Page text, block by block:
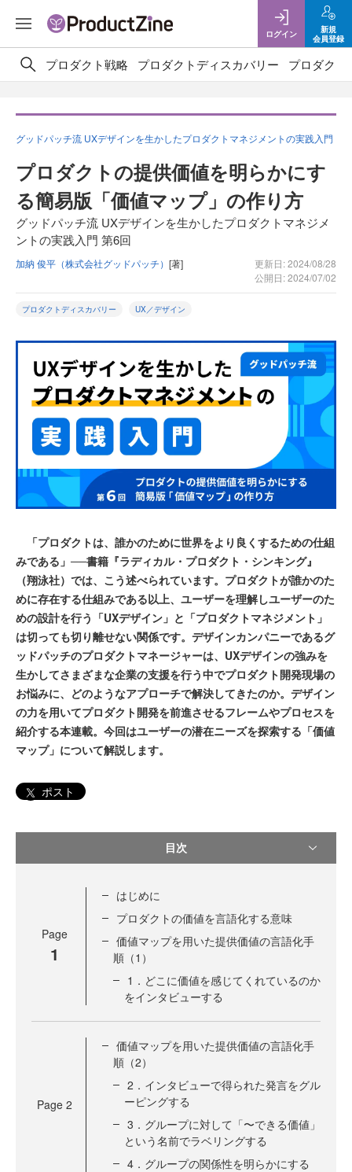
ログイン
新規
会員登録
プロダクト戦略 プロダクトディスカバリー プロダクト
グッドパッチ流 UXデザインを生かしたプロダクトマネジメントの実践入門
プロダクトの提供価値を明らかにす
る簡易版「価値マップ」の作り方
グッドパッチ流 UXデザインを生かしたプロダクトマネジメ
ントの実践入門 第6回
加納 俊平（株式会社グッドパッチ） [著]
更新日: 2024/08/28
公開日: 2024/07/02
プロダクトディスカバリー UX／デザイン
「プロダクトは、誰かのために世界をより良くするための仕組
みである」──書籍『ラディカル・プロダクト・シンキング』
（翔泳社）では、こう述べられています。プロダクトが誰かのた
めに存在する仕組みである以上、ユーザーを理解しユーザーのた
めの設計を行う「UXデザイン」と「プロダクトマネジメント」
は切っても切り離せない関係です。デザインカンパニーであるグ
ッドパッチのプロダクトマネージャーは、UXデザインの強みを
生かしてさまざまな企業の支援を行う中でプロダクト開発現場の
お悩みに、どのようなアプローチで解決してきたのか。デザイン
の力を用いてプロダクト開発を前進させるフレームやプロセスを
紹介する本連載。今回はユーザーの潜在ニーズを探索する「価値
マップ」について解説します。
ポスト
目次
Page
1
はじめに
プロダクトの価値を言語化する意味
価値マップを用いた提供価値の言語化手
順（1）
1．どこに価値を感じてくれているのか
をインタビューする
Page 2
価値マップを用いた提供価値の言語化手
順（2）
2．インタビューで得られた発言をグル
ーピングする
3．グループに対して「〜できる価値」
という名前でラベリングする
4．グループの関係性を明らかにする